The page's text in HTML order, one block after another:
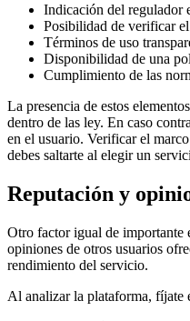
Indicación del regulador
Posibilidad de verificar
Términos de uso
Disponibilidad de una
Cumplimiento de las
La presencia de estos
dentro de las ley. En caso
en el usuario. Verificar el
debes saltarte al elegir un
Reputación y
Otro factor igual de importante
opiniones de otros usuarios
rendimiento del servicio.
Al analizar la plataforma, fíjate